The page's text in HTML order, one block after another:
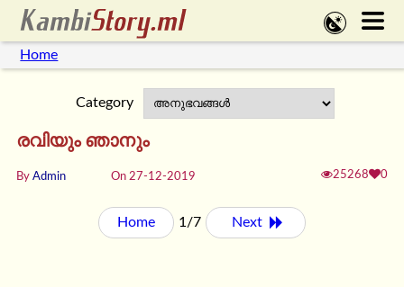
Home
Category
രവിയും ഞാനും
By Admin On 27-12-2019 25268 0
Home 1/7 Next